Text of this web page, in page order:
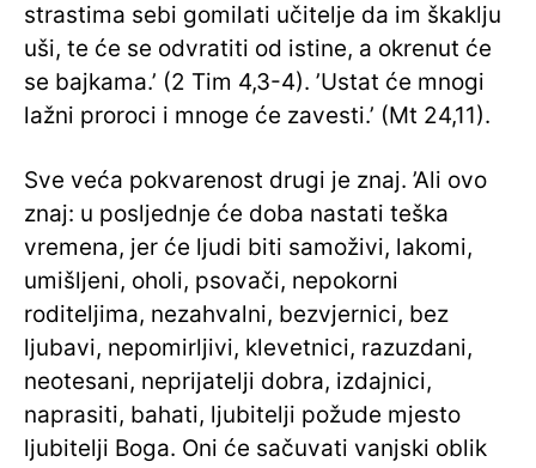
strastima sebi gomilati učitelje da im škaklju
uši, te će se odvratiti od istine, a okrenut će
se bajkama.’ (2 Tim 4,3-4). ’Ustat će mnogi
lažni proroci i mnoge će zavesti.’ (Mt 24,11).
Sve veća pokvarenost drugi je znaj. ’Ali ovo
znaj: u posljednje će doba nastati teška
vremena, jer će ljudi biti samoživi, lakomi,
umišljeni, oholi, psovači, nepokorni
roditeljima, nezahvalni, bezvjernici, bez
ljubavi, nepomirljivi, klevetnici, razuzdani,
neotesani, neprijatelji dobra, izdajnici,
naprasiti, bahati, ljubitelji požude mjesto
ljubitelji Boga. Oni će sačuvati vanjski oblik